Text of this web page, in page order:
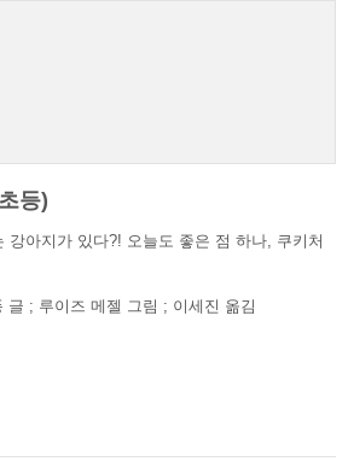
등)
강아지가 있다?! 오늘도 좋은 점 하나, 쿠키처
글 ; 루이즈 메젤 그림 ; 이세진 옮김